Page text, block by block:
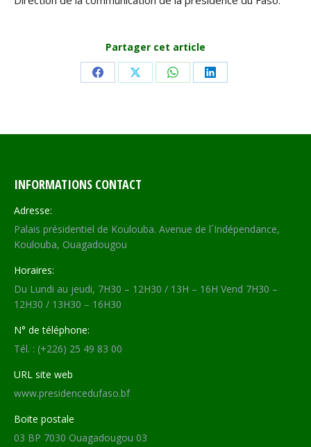
Partager cet article
Share Share Share Share
INFORMATIONS CONTACT
Adresse:
Palais présidentiel de Koulouba. Avenue de l´Indépendance,
Koulouba, Ouagadougou
Horaires:
Du Lundi au jeudi, 7H30 – 12H30 / 13H – 16H Vend 7H30 –
12H30 / 13H30 – 16H30
N° de téléphone:
Tél. : (+226) 25 49 83 00
URL site web
www.presidencedufaso.bf
Boite postale
03 BP 7030 Ouagadougou 03